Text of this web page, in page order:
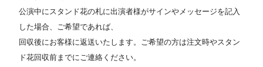
公演中にスタンド花の札に出演者様がサインやメッセージを記入
した場合、ご希望であれば、
回収後にお客様に返送いたします。ご希望の方は注文時やスタン
ド花回収前までにご連絡ください。